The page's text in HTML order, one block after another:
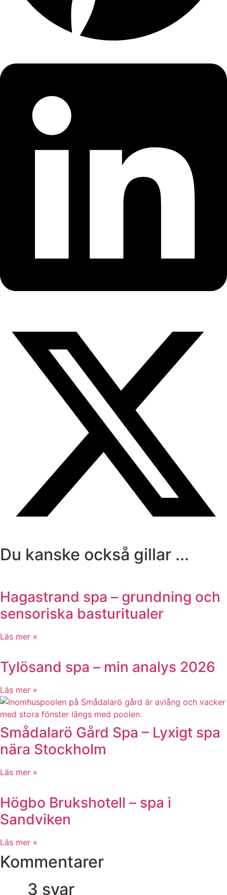
Du kanske också gillar ...
Hagastrand spa – grundning och
sensoriska basturitualer
Läs mer »
Tylösand spa – min analys 2026
Läs mer »
Smådalarö Gård Spa – Lyxigt spa
nära Stockholm
Läs mer »
Högbo Brukshotell – spa i
Sandviken
Läs mer »
Kommentarer
3 svar